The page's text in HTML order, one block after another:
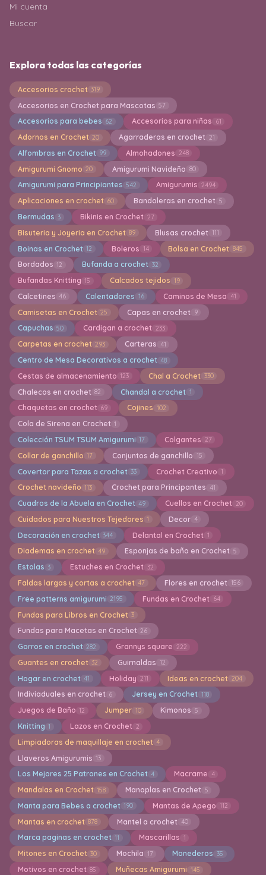
Mi cuenta
Buscar
Explora todas las categorías
Accesorios crochet 319
Accesorios en Crochet para Mascotas 57
Accesorios para bebes 62 Accesorios para niñas 61
Adornos en Crochet 20 Agarraderas en crochet 21
Alfombras en Crochet 99 Almohadones 248
Amigurumi Gnomo 20 Amigurumi Navideño 80
Amigurumi para Principiantes 542 Amigurumis 2494
Aplicaciones en crochet 60 Bandoleras en crochet 5
Bermudas 3 Bikinis en Crochet 27
Bisuteria y Joyeria en Crochet 89 Blusas crochet 111
Boinas en Crochet 12 Boleros 14 Bolsa en Crochet 845
Bordados 12 Bufanda a crochet 32
Bufandas Knitting 15 Calcados tejidos 19
Calcetines 46 Calentadores 16 Caminos de Mesa 41
Camisetas en Crochet 25 Capas en crochet 9
Capuchas 50 Cardigan a crochet 233
Carpetas en crochet 293 Carteras 41
Centro de Mesa Decorativos a crochet 48
Cestas de almacenamiento 123 Chal a Crochet 330
Chalecos en crochet 82 Chandal a crochet 1
Chaquetas en crochet 69 Cojines 102
Cola de Sirena en Crochet 1
Colección TSUM TSUM Amigurumi 17 Colgantes 27
Collar de ganchillo 17 Conjuntos de ganchillo 15
Covertor para Tazas a crochet 33 Crochet Creativo 1
Crochet navideño 113 Crochet para Principantes 41
Cuadros de la Abuela en Crochet 49 Cuellos en Crochet 20
Cuidados para Nuestros Tejedores 1 Decor 4
Decoración en crochet 344 Delantal en Crochet 1
Diademas en crochet 49 Esponjas de baño en Crochet 5
Estolas 3 Estuches en Crochet 32
Faldas largas y cortas a crochet 47 Flores en crochet 156
Free patterns amigurumi 2195 Fundas en Crochet 64
Fundas para Libros en Crochet 3
Fundas para Macetas en Crochet 26
Gorros en crochet 282 Grannys square 222
Guantes en crochet 32 Guirnaldas 12
Hogar en crochet 41 Holiday 211 Ideas en crochet 204
Indiviaduales en crochet 6 Jersey en Crochet 118
Juegos de Baño 12 Jumper 10 Kimonos 5
Knitting 1 Lazos en Crochet 2
Limpiadoras de maquillaje en crochet 4
Llaveros Amigurumis 13
Los Mejores 25 Patrones en Crochet 4 Macrame 4
Mandalas en Crochet 158 Manoplas en Crochet 5
Manta para Bebes a crochet 190 Mantas de Apego 112
Mantas en crochet 878 Mantel a crochet 40
Marca paginas en crochet 11 Mascarillas 1
Mitones en Crochet 30 Mochila 17 Monederos 35
Motivos en crochet 85 Muñecas Amigurumi 145